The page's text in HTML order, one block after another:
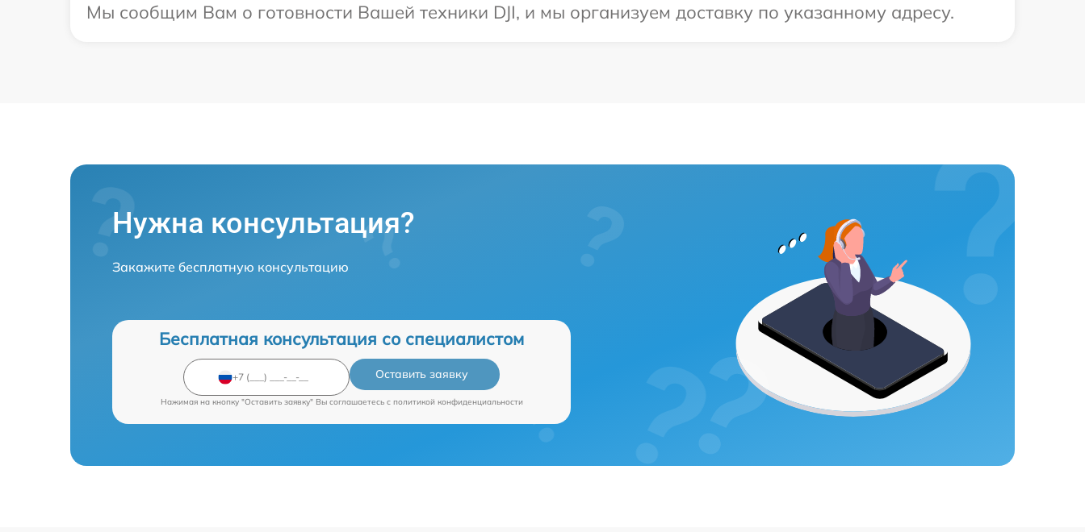
Мы сообщим Вам о готовности Вашей техники DJI, и мы организуем доставку по указанному адресу.
Нужна консультация?
Закажите бесплатную консультацию
Бесплатная консультация со специалистом
Оставить заявку
Нажимая на кнопку "Оставить заявку" Вы соглашаетесь c политикой конфиденциальности